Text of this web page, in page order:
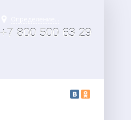
+7 800 500 63 29